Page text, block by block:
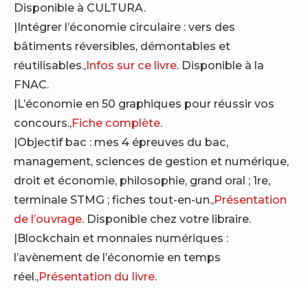
Disponible à CULTURA.
|Intégrer l’économie circulaire : vers des
bâtiments réversibles, démontables et
réutilisables.,Infos sur ce livre. Disponible à la
FNAC.
|L’économie en 50 graphiques pour réussir vos
concours.,Fiche complète.
|Objectif bac : mes 4 épreuves du bac,
management, sciences de gestion et numérique,
droit et économie, philosophie, grand oral ; 1re,
terminale STMG ; fiches tout-en-un.,Présentation
de l’ouvrage. Disponible chez votre libraire.
|Blockchain et monnaies numériques :
l’avènement de l’économie en temps
réel.,Présentation du livre.